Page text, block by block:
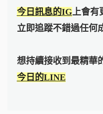
今日訊息的IG上會有
立即追蹤不錯過任何
想持續接收到最精華
今日的LINE